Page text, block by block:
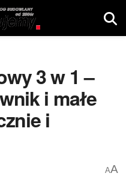
3 w 1 –
i małe
i
AA